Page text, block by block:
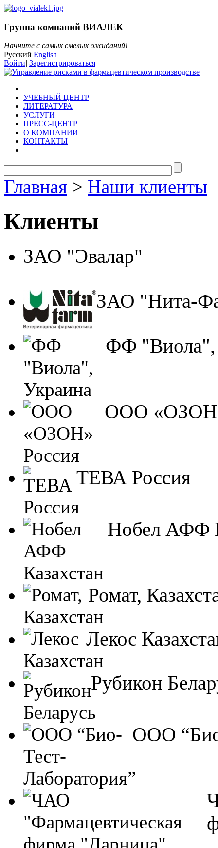
Группа компаний ВИАЛЕК
Начните с самых смелых ожиданий!
Русский English
Войти| Зарегистрироваться
УЧЕБНЫЙ ЦЕНТР
ЛИТЕРАТУРА
УСЛУГИ
ПРЕСС-ЦЕНТР
О КОМПАНИИ
КОНТАКТЫ
Главная > Наши клиенты
Клиенты
ЗАО "Эвалар"
ЗАО "Нита-
ФФ "Виола",
ООО
ТЕВА Россия
Нобел АФФ
Ромат,
Лекос
Рубикон
ООО